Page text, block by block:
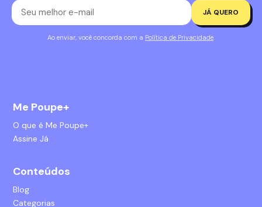
JÁ QUERO
Ao enviar, você concorda com a Política de Privacidade.
Me Poupe+
O que é Me Poupe+
Assine Já
Conteúdos
Blog
Categorias